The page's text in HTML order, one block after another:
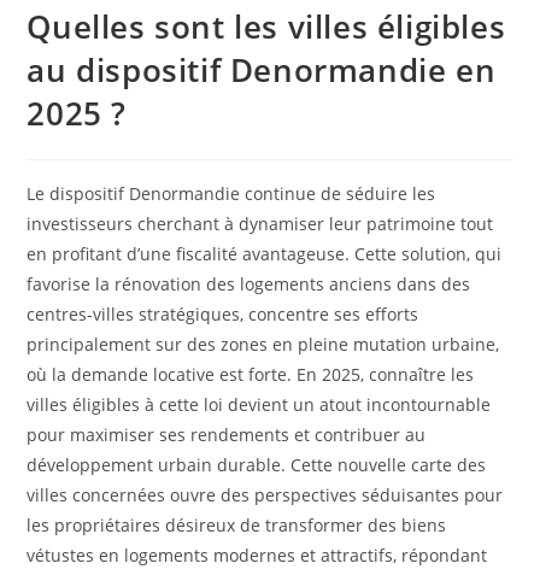
Quelles sont les villes éligibles
au dispositif Denormandie en
2025 ?
Le dispositif Denormandie continue de séduire les
investisseurs cherchant à dynamiser leur patrimoine tout
en profitant d’une fiscalité avantageuse. Cette solution, qui
favorise la rénovation des logements anciens dans des
centres-villes stratégiques, concentre ses efforts
principalement sur des zones en pleine mutation urbaine,
où la demande locative est forte. En 2025, connaître les
villes éligibles à cette loi devient un atout incontournable
pour maximiser ses rendements et contribuer au
développement urbain durable. Cette nouvelle carte des
villes concernées ouvre des perspectives séduisantes pour
les propriétaires désireux de transformer des biens
vétustes en logements modernes et attractifs, répondant